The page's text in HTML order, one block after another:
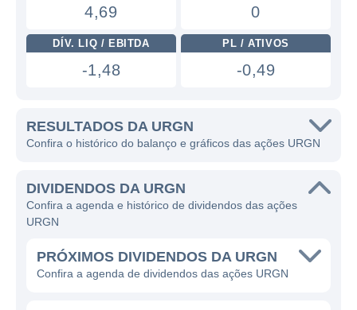
4,69 0
DÍV. LIQ / EBITDA
-1,48
PL / ATIVOS
-0,49
RESULTADOS DA URGN
Confira o histórico do balanço e gráficos das ações URGN
DIVIDENDOS DA URGN
Confira a agenda e histórico de dividendos das ações
URGN
PRÓXIMOS DIVIDENDOS DA URGN
Confira a agenda de dividendos das ações URGN